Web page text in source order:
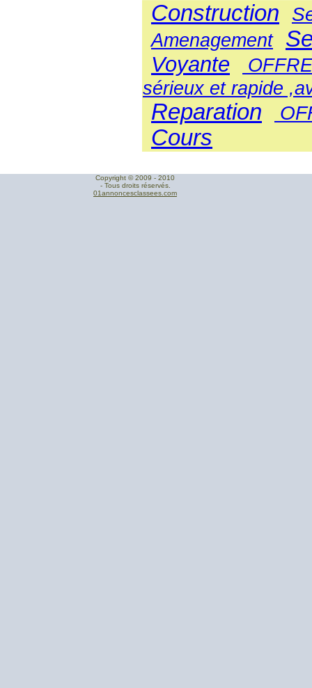
Construction
Amenagement
Voyante
sérieux et rapide
Reparation
Cours
Copyright © 2009 - 2010
- Tous droits réservés.
01annoncesclassees.com